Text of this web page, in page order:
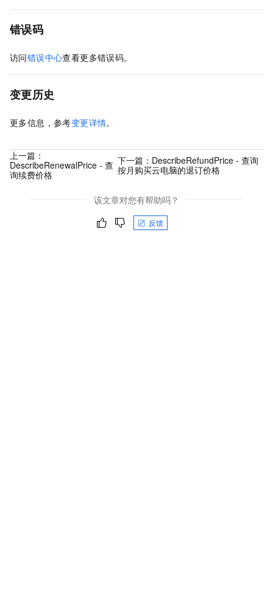
错误码
访问错误中心查看更多错误码。
变更历史
更多信息，参考变更详情。
上一篇：
DescribeRenewalPrice - 查
询续费价格
下一篇： DescribeRefundPrice - 查询
按月购买云电脑的退订价格
该文章对您有帮助吗？
反馈